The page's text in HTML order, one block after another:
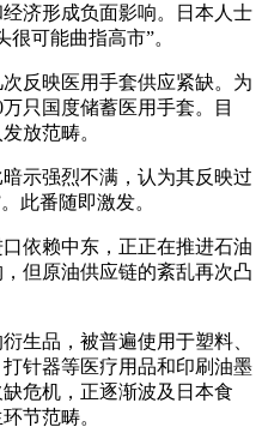
济形成负面影响。日本人士
可能曲指高市”。
映医用手套供应紧缺。为
只国度储蓄医用手套。目
放范畴。
强烈不满，认为其反映过
此番随即激发。
赖中东，正正在推进石油
但原油供应链的紊乱再次凸
品，被普遍使用于塑料、
针器等医疗用品和印刷油墨
危机，正逐渐波及日本食
节范畴。